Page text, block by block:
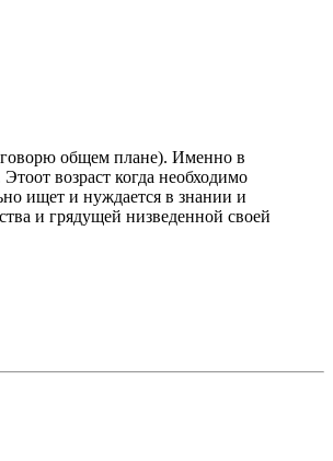
(говорю общем плане). Именно в
возраст когда необходимо
ищет и нуждается в знании и
и грядущей низведенной своей